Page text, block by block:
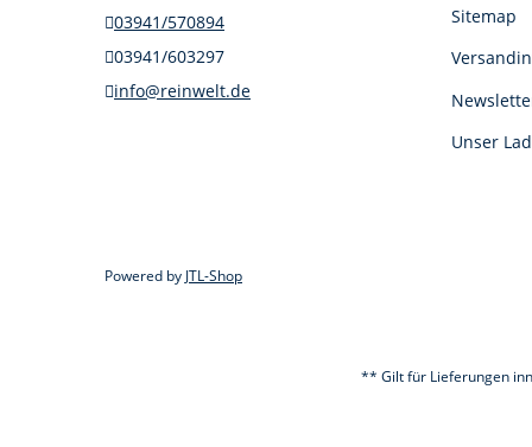
03941/570894
03941/603297
info@reinwelt.de
Sitemap
Unser
Powered by JTL-Shop
** Gilt für Lieferungen